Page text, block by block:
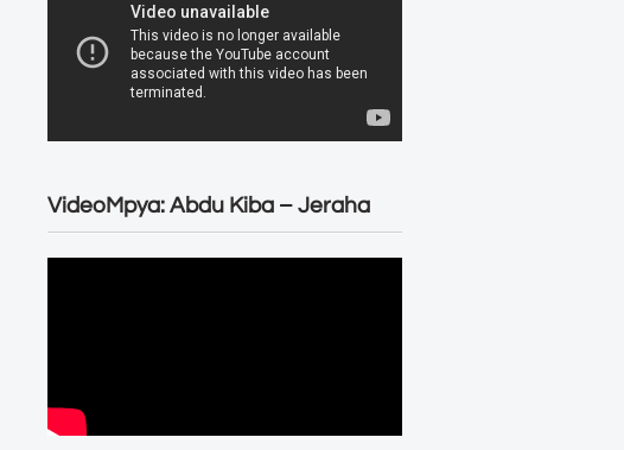
VideoMpya: Abdu Kiba – Jeraha